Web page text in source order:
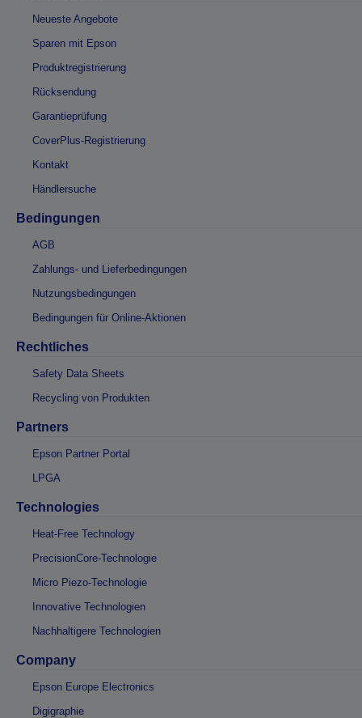
Neueste Angebote
Sparen mit Epson
Produktregistrierung
Rücksendung
Garantieprüfung
CoverPlus-Registrierung
Kontakt
Händlersuche
Bedingungen
AGB
Zahlungs- und Lieferbedingungen
Nutzungsbedingungen
Bedingungen für Online-Aktionen
Rechtliches
Safety Data Sheets
Recycling von Produkten
Partners
Epson Partner Portal
LPGA
Technologies
Heat-Free Technology
PrecisionCore-Technologie
Micro Piezo-Technologie
Innovative Technologien
Nachhaltigere Technologien
Company
Epson Europe Electronics
Digigraphie